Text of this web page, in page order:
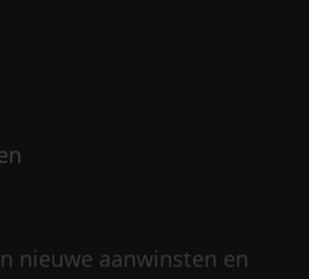
nieuwe aanwinsten en